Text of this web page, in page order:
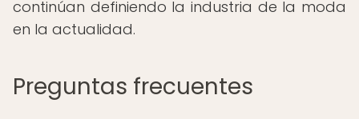
continúan definiendo la industria de la moda
en la actualidad.
Preguntas frecuentes